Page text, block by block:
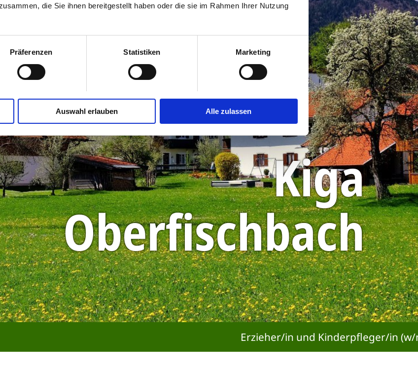
die Sie ihnen bereitgestellt haben oder die sie im Rahmen Ihrer Nutzung
Präferenzen Statistiken Marketing
Auswahl erlauben Alle zulassen
Kiga
Oberfischbach
Erzieher/in und Kinderpfleger/in (w/m/d)